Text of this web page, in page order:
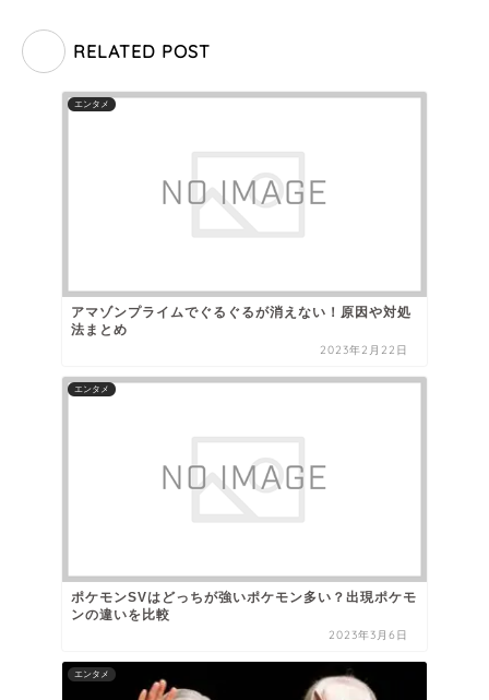
RELATED POST
エンタメ
アマゾンプライムでぐるぐるが消えない！原因や対処
法まとめ
2023年2月22日
エンタメ
ポケモンSVはどっちが強いポケモン多い？出現ポケモ
ンの違いを比較
2023年3月6日
エンタメ